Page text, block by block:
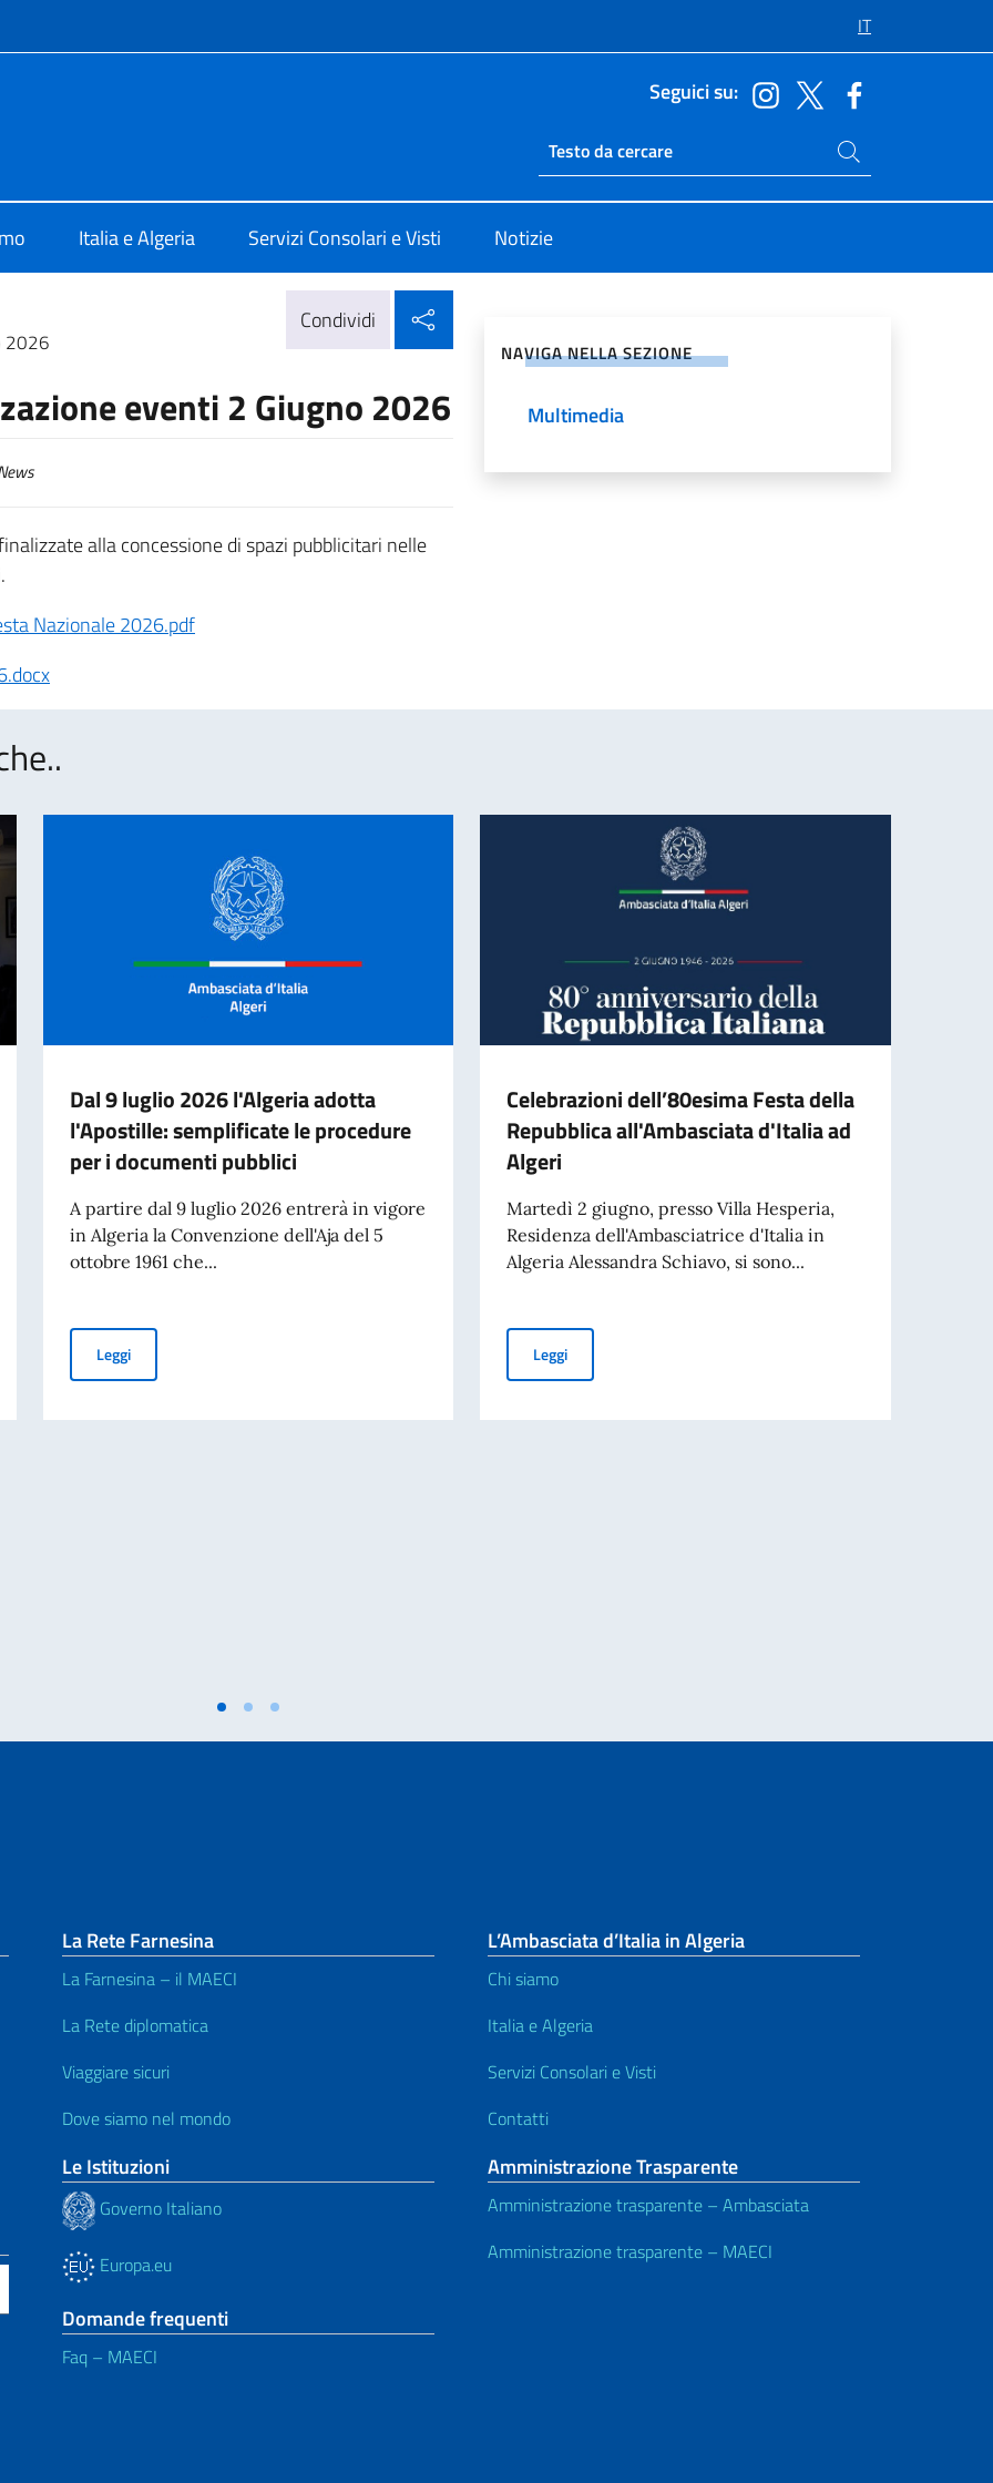
IT
Seguici su:
Ricerca sito live
Cerca nel sito
Italia e Algeria Servizi Consolari e Visti Notizie
2026
Condividi
eventi 2 Giugno 2026
alla concessione di spazi pubblicitari nelle
Nazionale 2026.pdf
NAVIGA NELLA SEZIONE
Multimedia
“La nostalgia dell’assoluto”
Dal 9 luglio 2026 l'Algeria adotta
l'Apostille: semplificate le procedure
per i documenti pubblici
A partire dal 9 luglio 2026 entrerà in vigore
in Algeria la Convenzione dell'Aja del 5
ottobre 1961 che...
LeggiDal 9 luglio 2026 l'Algeria adotta l'Apostille: semplificate le procedure per i documenti pubblici
Celebrazioni dell’80esima Festa della
Repubblica all'Ambasciata d'Italia ad
Algeri
Martedì 2 giugno, presso Villa Hesperia,
Residenza dell'Ambasciatrice d'Italia in
Algeria Alessandra Schiavo, si sono...
LeggiCelebrazioni dell’80esima Festa della Repubblica
La Rete Farnesina
La Farnesina – il MAECI
La Rete diplomatica
Viaggiare sicuri
Dove siamo nel mondo
Le Istituzioni
Governo Italiano
Europa.eu
Domande frequenti
Faq – MAECI
L’Ambasciata d’Italia in Algeria
Chi siamo
Italia e Algeria
Servizi Consolari e Visti
Contatti
Amministrazione Trasparente
Amministrazione trasparente – Ambasciata
Amministrazione trasparente – MAECI